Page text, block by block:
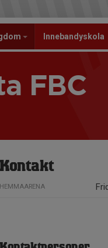
Innebandyskola
FBC
Kontakt
HEMMAARENA